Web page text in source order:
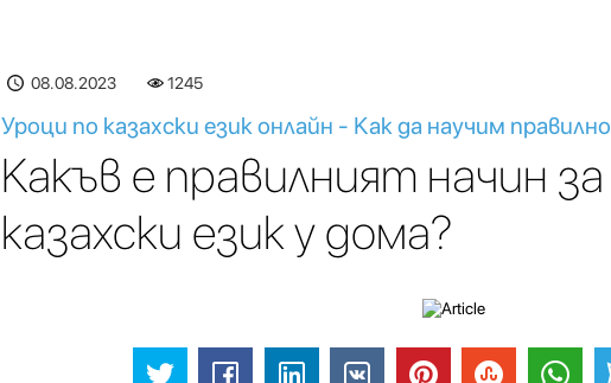
08.08.2023 1245
Уроци по казахски език онлайн - Как да научим
Какъв е правилният начин
казахски език у дома?